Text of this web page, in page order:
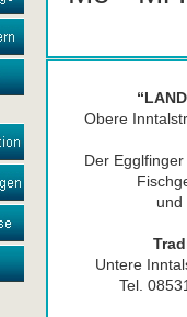
Obere
Der
und
Untere
Tel.